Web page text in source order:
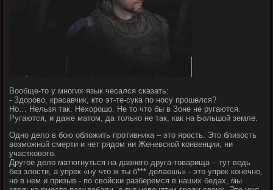
Вообще-то у многих язык чесался сказать:
- Здорово, красавчик, кто эт-те-сука по носу прошелся?
Но… Нельзя так. Нехорошо. Не то что бы в Зоне не ругаются.
Ругаются, и даже матом, да только не так, как на Большой земле.
Одно дело в бою обложить противника – это ярость. Это близость
возможной смерти и нет рядом ни Женевской конвенции, ни
участкового.
Другое дело матюгнуться на давнего друга-товарища – тут ведь
без злости, а упрек «ну что ж ты б*** делаешь» - это упрек конечно,
но в нем и призыв - по свойски разберемся в наших бедах, мы